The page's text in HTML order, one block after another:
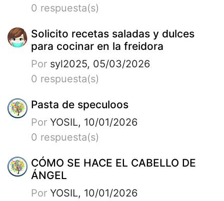
0 respuesta(s)
Solicito recetas saladas y dulces
para cocinar en la freidora
Por syl2025, 05/03/2026
0 respuesta(s)
Pasta de speculoos
Por YOSIL, 10/01/2026
0 respuesta(s)
CÓMO SE HACE EL CABELLO DE
ÁNGEL
Por YOSIL, 10/01/2026